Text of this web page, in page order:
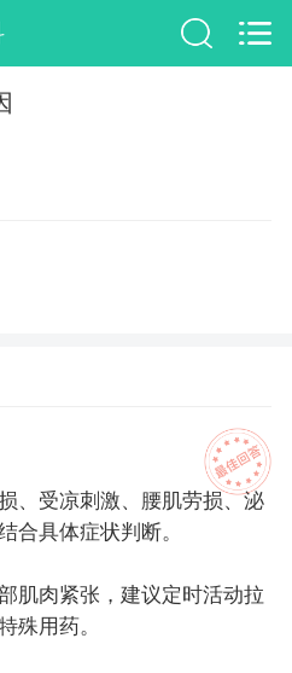
、受凉刺激、腰肌劳损、泌
合具体症状判断。
肌肉紧张，建议定时活动拉
殊用药。